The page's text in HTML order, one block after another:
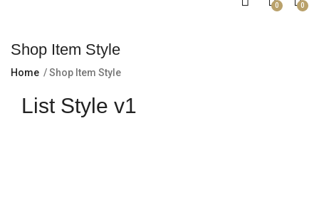
0
0
Shop Item Style
Home Shop Item Style
List Style v1